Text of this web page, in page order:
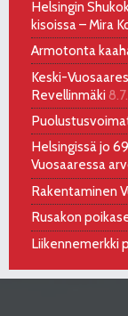
Helsingin
kisoissa – Mira
Armotonta
Keski-
Revellinmäki
Helsingissä jo
Vuosaaressa
Rakentaminen
Rusakon
Liikennemerkki